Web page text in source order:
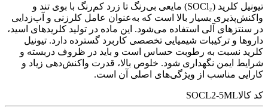
تیونیل کلرید (SOCl₂) مایعی بی‌رنگ تا زرد کم‌رنگ با بوی تند و
واکنش‌پذیری بسیار بالا است که به‌عنوان عامل کلرزنی و آب‌زدایی
در سنتزهای آلی استفاده می‌شود. این ماده در تولید کلریدهای اسید،
داروها و ترکیبات شیمیایی تخصصی کاربرد گسترده دارد. تیونیل
کلرید نسبت به رطوبت حساس است و باید در ظروف دربسته و
شرایط ایمن نگهداری شود. خلوص بالا، قدرت واکنش‌دهی زیاد و
کارایی مناسب از ویژگی‌های اصلی آن است.
کد کالاSOCL2-5ML